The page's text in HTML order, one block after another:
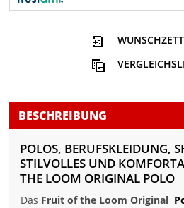
BESCHREIBUNG
POLOS, BERUFSKLEIDUNG,
STILVOLLES UND
THE LOOM ORIGINAL POLO
Das Fruit of the Loom Original